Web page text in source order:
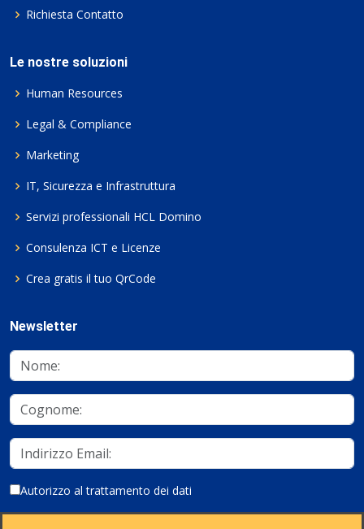
Richiesta Contatto
Le nostre soluzioni
Human Resources
Legal & Compliance
Marketing
IT, Sicurezza e Infrastruttura
Servizi professionali HCL Domino
Consulenza ICT e Licenze
Crea gratis il tuo QrCode
Newsletter
Autorizzo al trattamento dei dati